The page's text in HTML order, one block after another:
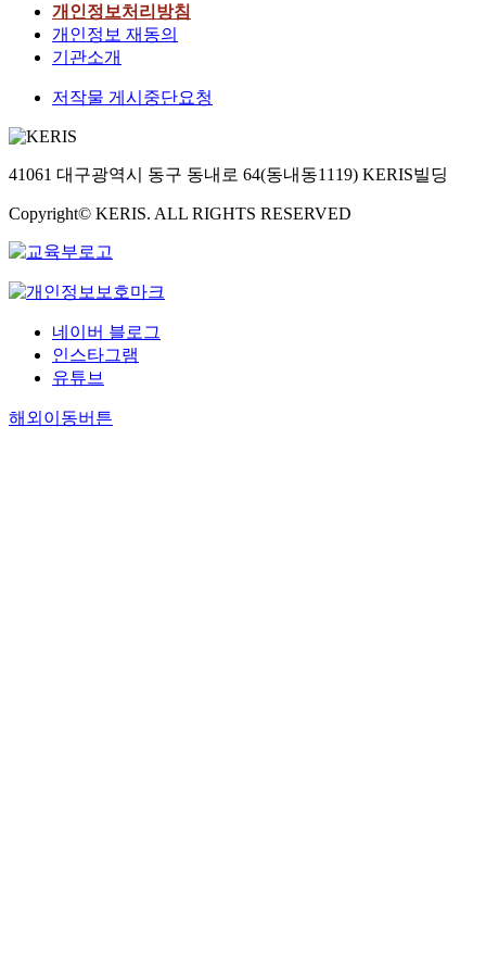
개인정보처리방침
개인정보 재동의
기관소개
저작물 게시중단요청
41061 대구광역시 동구 동내로 64(동내동1119) KERIS빌딩
Copyright© KERIS. ALL RIGHTS RESERVED
네이버 블로그
인스타그램
유튜브
해외이동버튼